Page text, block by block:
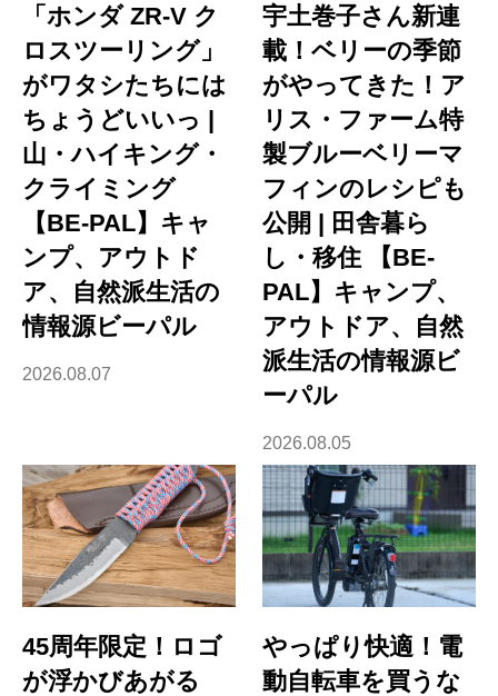
「ホンダ ZR-V ク
ロスツーリング」
がワタシたちには
ちょうどいいっ |
山・ハイキング・
クライミング
【BE-PAL】キャ
ンプ、アウトド
ア、自然派生活の
情報源ビーパル
2026.08.07
宇土巻子さん新連
載！ベリーの季節
がやってきた！ア
リス・ファーム特
製ブルーベリーマ
フィンのレシピも
公開 | 田舎暮ら
し・移住 【BE-
PAL】キャンプ、
アウトドア、自然
派生活の情報源ビ
ーパル
2026.08.05
45周年限定！ロゴ
が浮かびあがる
やっぱり快適！電
動自転車を買うな